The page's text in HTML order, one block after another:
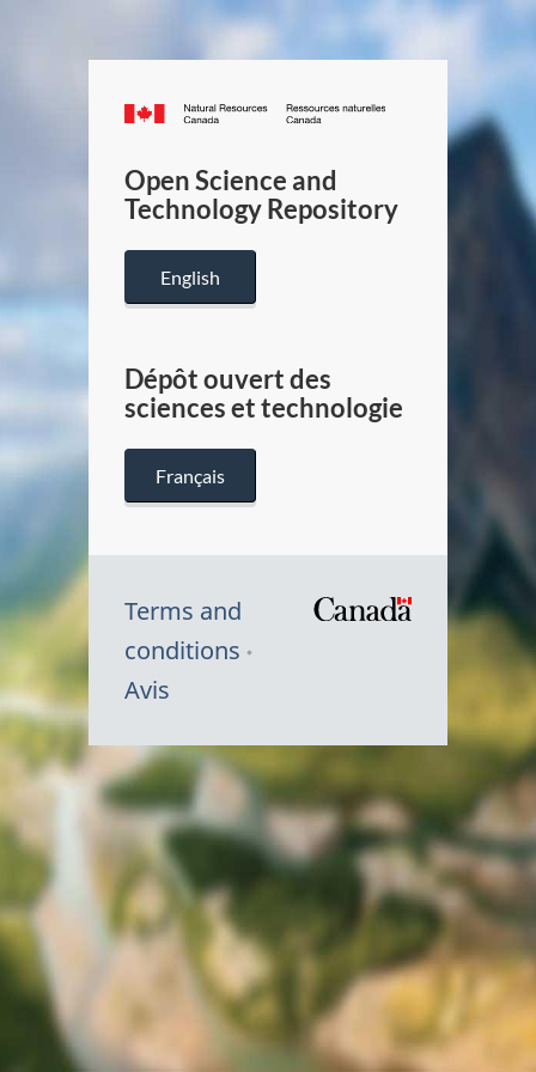
Canada.ca
/
Canada
Open Science and
Technology Repository
English
Dépôt ouvert des
sciences et technologie
Français
Terms and
conditions
Avis
Canada